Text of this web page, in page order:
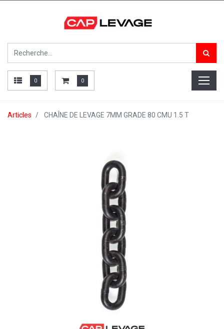
0 0
Articles CHAÎNE DE LEVAGE 7MM GRADE 80 CMU 1.5 T